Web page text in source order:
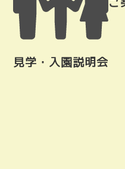
見学・入園説明会